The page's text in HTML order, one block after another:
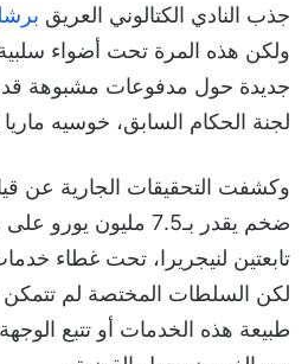
جذب النادي الكتالوني العريق
ولكن هذه المرة تحت أضواء
جديدة حول مدفوعات مشبوهة
لجنة الحكام السابق، خوسيه ماريا
وكشفت التحقيقات الجارية عن
تابعتين لنيجريرا، تحت غطاء
لكن السلطات المختصة لم
طبيعة هذه الخدمات أو تتبع الوجهة